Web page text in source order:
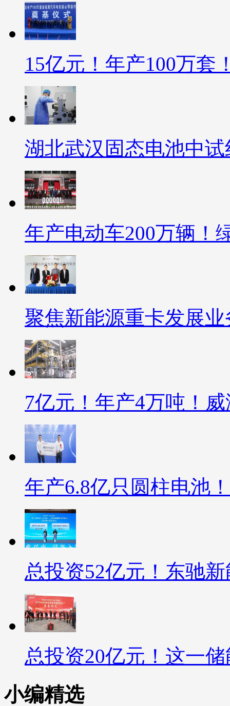
15亿元！年产100万套
湖北武汉固态电池中
年产电动车200万辆！
聚焦新能源重卡发展
7亿元！年产4万吨！
年产6.8亿只圆柱电池
总投资52亿元！东驰
总投资20亿元！这一
小编精选